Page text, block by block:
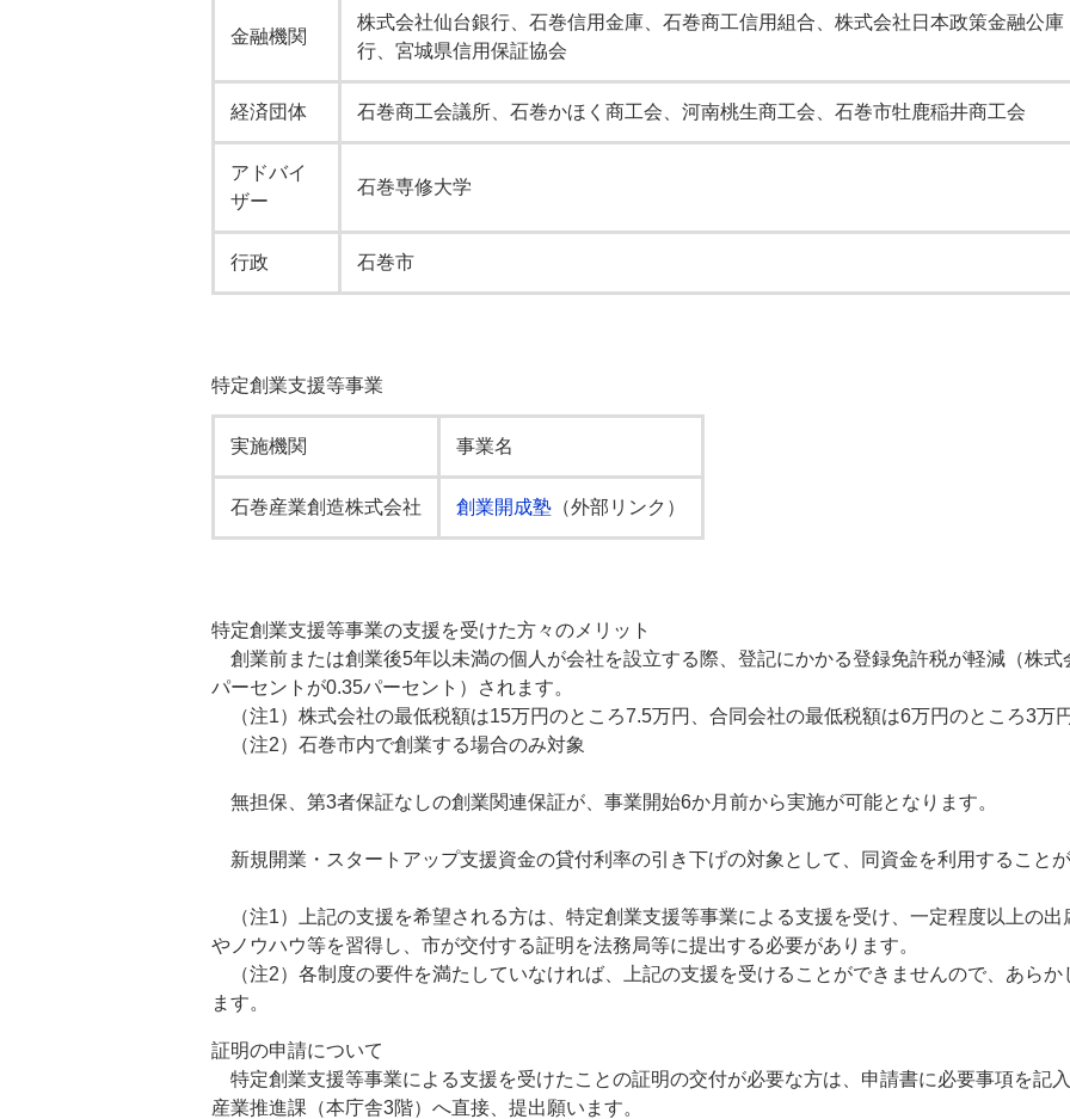
金融機関
株式会社仙台銀行、石巻信用金庫、石巻商工信用組合、株式会社日本政策金融公
行、宮城県信用保証協会
経済団体 石巻商工会議所、石巻かほく商工会、河南桃生商工会、石巻市牡鹿稲井商工会
アドバイ
ザー
石巻専修大学
行政 石巻市
特定創業支援等事業
実施機関 事業名
石巻産業創造株式会社 創業開成塾（外部リンク）
特定創業支援等事業の支援を受けた方々のメリット
創業前または創業後5年以未満の個人が会社を設立する際、登記にかかる登録免許税が軽減（株
パーセントが0.35パーセント）されます。
（注1）株式会社の最低税額は15万円のところ7.5万円、合同会社の最低税額は6万円のところ3万
（注2）石巻市内で創業する場合のみ対象
無担保、第3者保証なしの創業関連保証が、事業開始6か月前から実施が可能となります。
新規開業・スタートアップ支援資金の貸付利率の引き下げの対象として、同資金を利用すること
（注1）上記の支援を希望される方は、特定創業支援等事業による支援を受け、一定程度以上の
やノウハウ等を習得し、市が交付する証明を法務局等に提出する必要があります。
（注2）各制度の要件を満たしていなければ、上記の支援を受けることができませんので、あら
ます。
証明の申請について
特定創業支援等事業による支援を受けたことの証明の交付が必要な方は、申請書に必要事項を記
産業推進課（本庁舎3階）へ直接、提出願います。